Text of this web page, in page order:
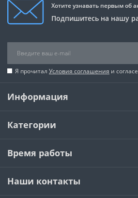
Хотите узнавать первым об
Подпишитесь на нашу
Я прочитал Условия соглашения и
Информация
Категории
Время работы
Наши контакты